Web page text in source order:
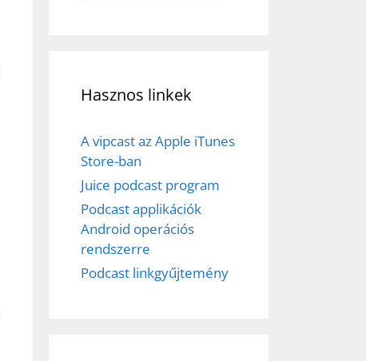
Hasznos linkek
A vipcast az Apple iTunes
Store-ban
Juice podcast program
Podcast applikációk
Android operációs
rendszerre
Podcast linkgyűjtemény